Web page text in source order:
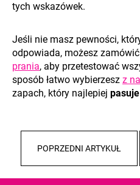
tych wskazówek.
Jeśli nie masz pewności,
odpowiada, możesz zamówić
prania, aby przetestować
sposób łatwo wybierzesz z
zapach, który najlepiej
POPRZEDNI ARTYKUŁ